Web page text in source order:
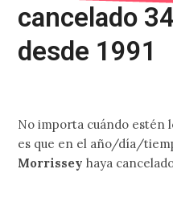
cancelado
desde 1991
No importa cuándo estén
es que en el año/día/
Morrisseyhaya